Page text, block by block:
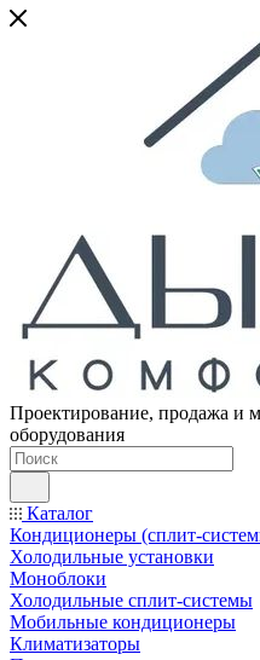
Проектирование, продажа и
оборудования
Каталог
Кондиционеры (сплит-
Холодильные установки
Моноблоки
Холодильные сплит-системы
Мобильные кондиционеры
Климатизаторы